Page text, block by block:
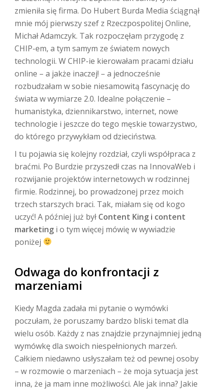
zmieniła się firma. Do Hubert Burda Media ściągnął
mnie mój pierwszy szef z Rzeczpospolitej Online,
Michał Adamczyk. Tak rozpoczęłam przygodę z
CHIP-em, a tym samym ze światem nowych
technologii. W CHIP-ie kierowałam pracami działu
online – a jakże inaczej! – a jednocześnie
rozbudzałam w sobie niesamowitą fascynację do
świata w wymiarze 2.0. Idealne połączenie –
humanistyka, dziennikarstwo, internet, nowe
technologie i jeszcze do tego męskie towarzystwo,
do którego przywykłam od dzieciństwa.
I tu pojawia się kolejny rozdział, czyli współpraca z
braćmi. Po Burdzie przyszedł czas na InnovaWeb i
rozwijanie projektów internetowych w rodzinnej
firmie. Rodzinnej, bo prowadzonej przez moich
trzech starszych braci. Tak, miałam się od kogo
uczyć! A później już był Content King i content
marketing i o tym więcej mówię w wywiadzie
poniżej
Odwaga do konfrontacji z
marzeniami
Kiedy Magda zadała mi pytanie o wymówki
poczułam, że poruszamy bardzo bliski temat dla
wielu osób. Każdy z nas znajdzie przynajmniej jedną
wymówkę dla swoich niespełnionych marzeń.
Całkiem niedawno usłyszałam też od pewnej osoby
– w rozmowie o marzeniach – że moja sytuacja jest
inna, że ja mam inne możliwości. Ale jak inna? Jakie